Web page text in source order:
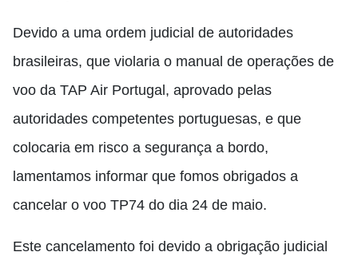
Devido a uma ordem judicial de autoridades
brasileiras, que violaria o manual de operações de
voo da TAP Air Portugal, aprovado pelas
autoridades competentes portuguesas, e que
colocaria em risco a segurança a bordo,
lamentamos informar que fomos obrigados a
cancelar o voo TP74 do dia 24 de maio.
Este cancelamento foi devido a obrigação judicial